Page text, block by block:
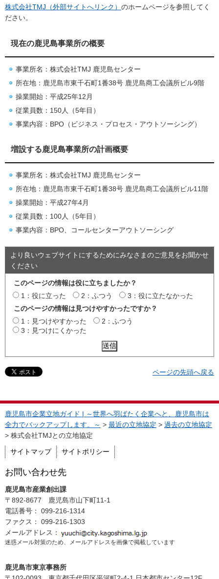
株式会社TMJ（外部サイトへリンク） のホームページを参照してく
ださい。
現在の鹿児島事業所の概要
事業所名：株式会社TMJ 鹿児島センター
所在地：鹿児島市東千石町1番38号 鹿児島商工会議所ビル9階
操業開始：平成25年12月
従業員数：150人（5年目）
事業内容：BPO（ビジネス・プロセス・アウトソーシング）
増設する鹿児島事業所の計画概要
事業所名：株式会社TMJ 鹿児島センター
所在地：鹿児島市東千石町1番38号 鹿児島商工会議所ビル11階
操業開始：平成27年4月
従業員数：100人（5年目）
事業内容：BPO、コールセンターアウトソーシング
より良いウェブサイトにするためにみなさまのご意見をお聞かせ
ください
このページの情報は役に立ちましたか？
1：役に立った
2：ふつう
3：役に立たなかった
このページの情報は見つけやすかったですか？
1：見つけやすかった
2：ふつう
3：見つけにくかった
ページの先頭へ戻る
鹿児島市企業立地ガイド | ～世界へ羽ばたく企業へと、鹿児島市は
全力でバックアップします。～ > 最近の立地協定 > 過去の立地協定
> 株式会社TMJとの立地協定
サイトマップ サイトポリシー
お問い合わせ先
鹿児島市産業創出課
〒892-8677 鹿児島市山下町11-1
電話番号： 099-216-1314
ファクス： 099-216-1303
メールアドレス：
迷惑メール対策のため、メールアドレスを画像で掲載しています
鹿児島市東京事務所